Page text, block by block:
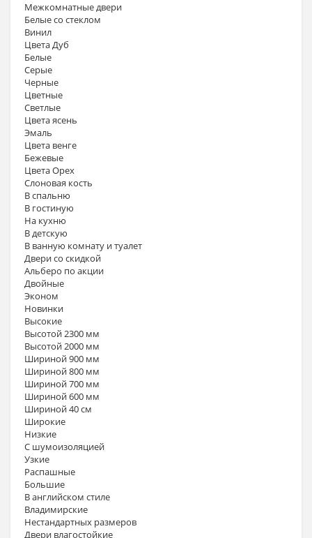
Межкомнатные двери
Белые со стеклом
Винил
Цвета Дуб
Белые
Серые
Черные
Цветные
Светлые
Цвета ясень
Эмаль
Цвета венге
Бежевые
Цвета Орех
Слоновая кость
В спальню
В гостиную
На кухню
В детскую
В ванную комнату и туалет
Двери со скидкой
Альберо по акции
Двойные
Эконом
Новинки
Высокие
Высотой 2300 мм
Высотой 2000 мм
Шириной 900 мм
Шириной 800 мм
Шириной 700 мм
Шириной 600 мм
Шириной 40 см
Широкие
Низкие
С шумоизоляцией
Узкие
Распашные
Большие
В английском стиле
Владимирские
Нестандартных размеров
Двери влагостойкие